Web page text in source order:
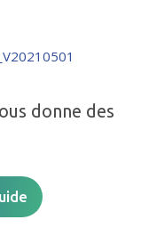
donne des